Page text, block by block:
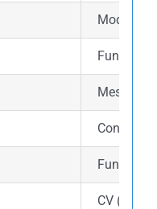
Mode
Fungsi
Mesin las
Control
Fungsi
CV